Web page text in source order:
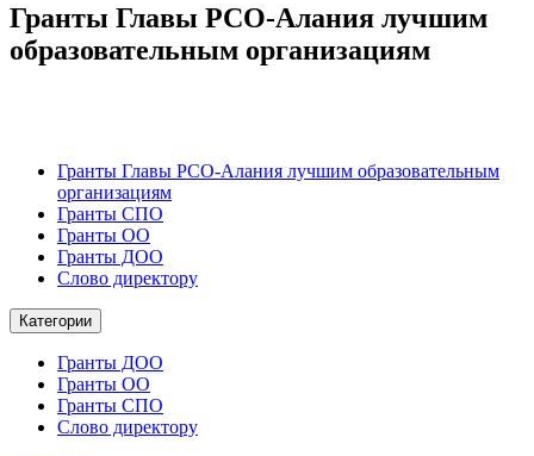
Гранты Главы РСО-Алания лучшим
образовательным организациям
Гранты Главы РСО-Алания лучшим образовательным
организациям
Гранты СПО
Гранты ОО
Гранты ДОО
Слово директору
Категории
Гранты ДОО
Гранты ОО
Гранты СПО
Слово директору